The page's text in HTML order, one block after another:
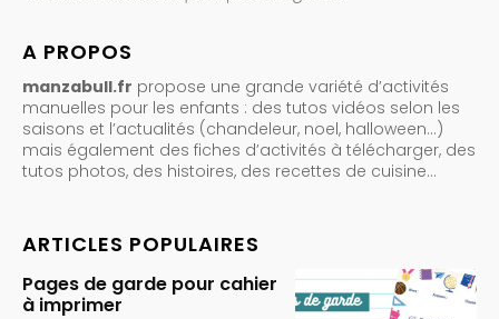
A PROPOS
manzabull.fr propose une grande variété d’activités
manuelles pour les enfants : des tutos vidéos selon les
saisons et l’actualités (chandeleur, noel, halloween…)
mais également des fiches d’activités à télécharger, des
tutos photos, des histoires, des recettes de cuisine…
ARTICLES POPULAIRES
Pages de garde pour cahier
à imprimer